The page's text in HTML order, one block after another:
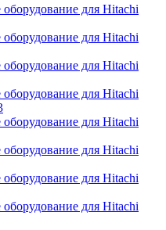
оборудование для Hitachi
оборудование для Hitachi
оборудование для Hitachi
оборудование для Hitachi
оборудование для Hitachi
оборудование для Hitachi
оборудование для Hitachi
оборудование для Hitachi